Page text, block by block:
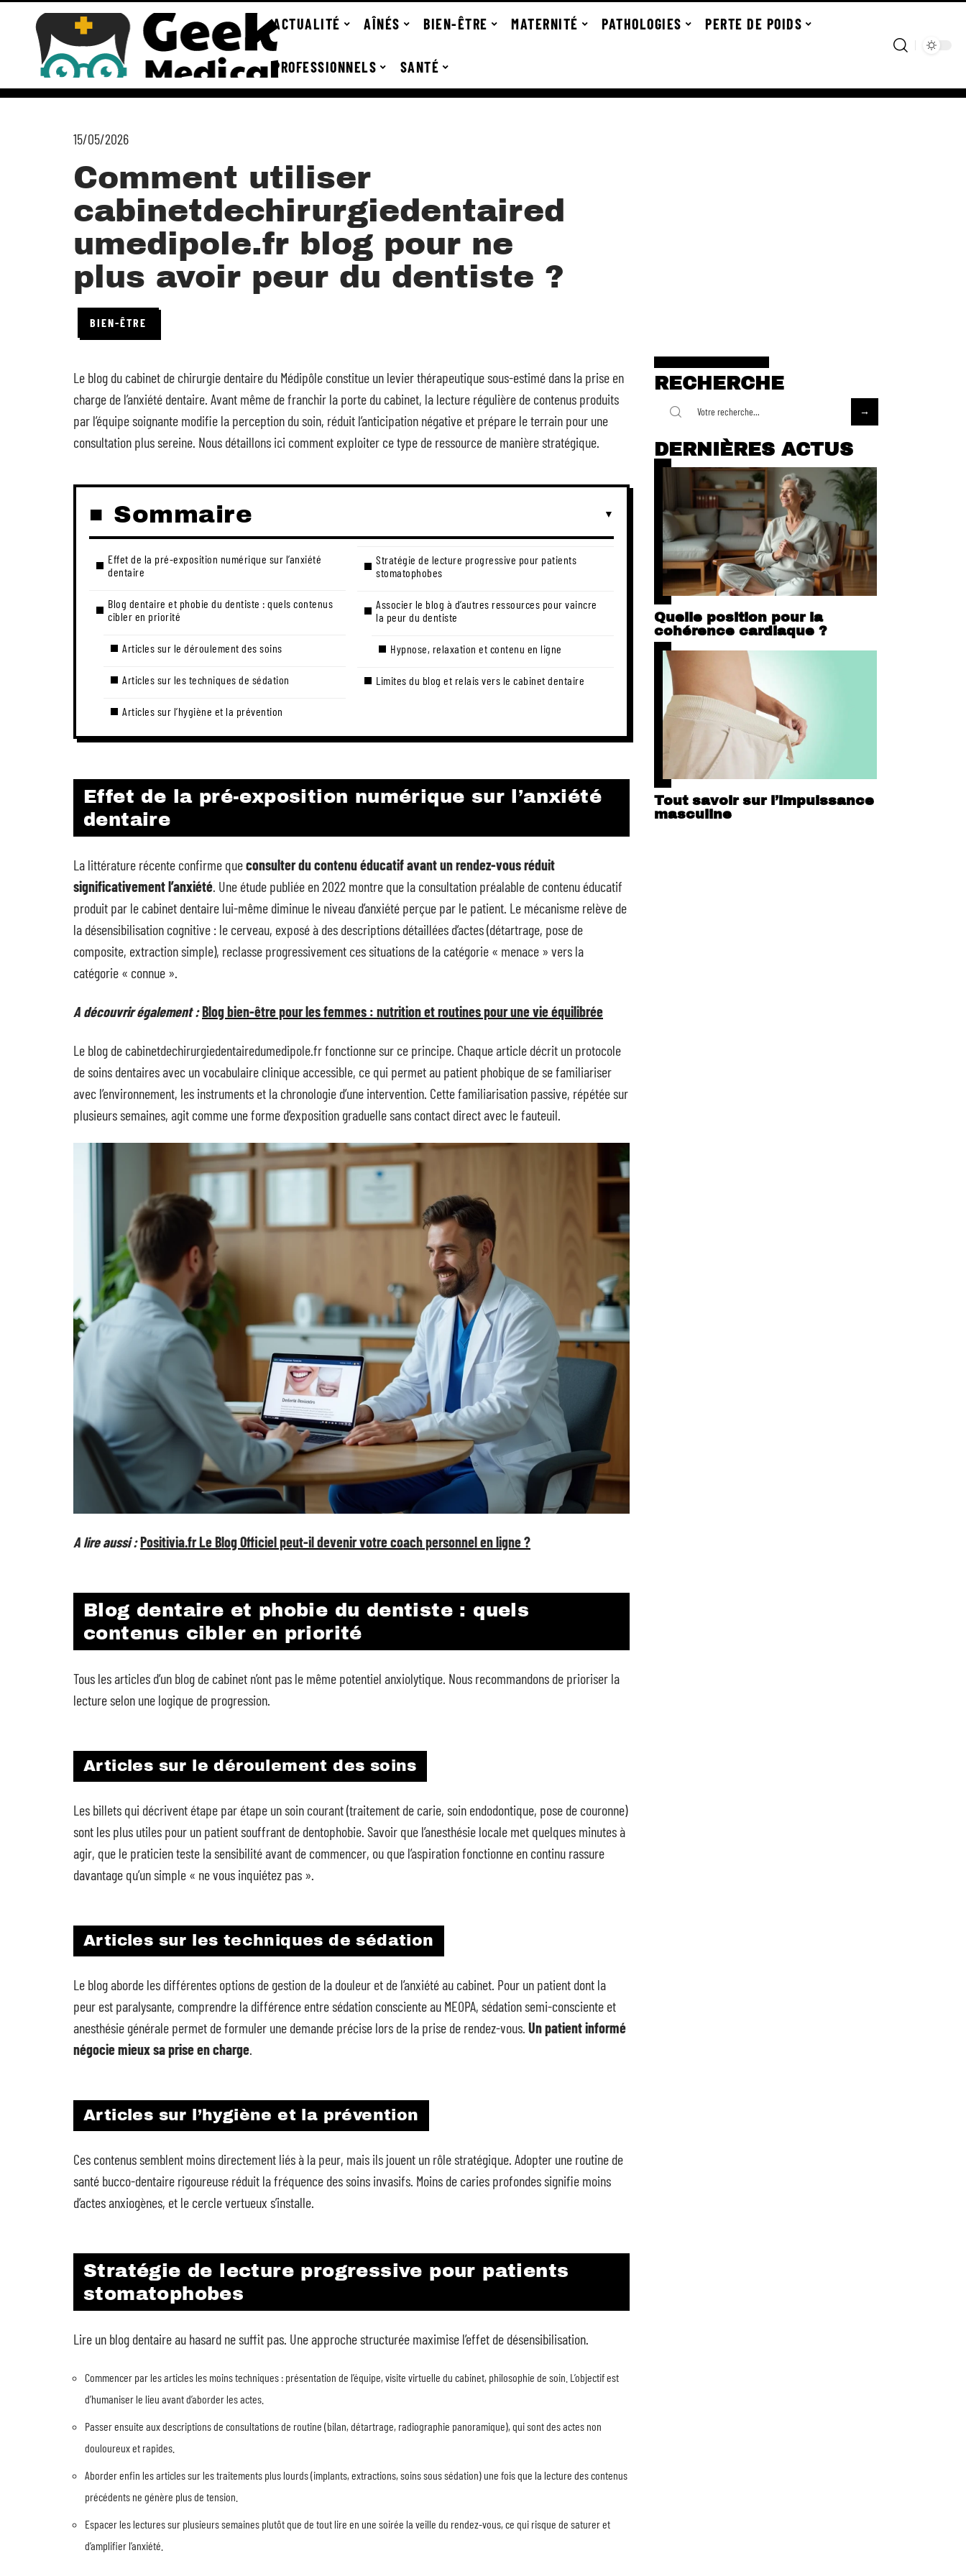
ACTUALITÉ AÎNÉS BIEN-ÊTRE MATERNITÉ PATHOLOGIES PERTE DE POIDS
PROFESSIONNELS SANTÉ
15/05/2026
Comment utiliser
cabinetdechirurgiedentaired
umedipole.fr blog pour ne
plus avoir peur du dentiste ?
BIEN-ÊTRE
Le blog du cabinet de chirurgie dentaire du Médipôle constitue un levier thérapeutique sous-estimé dans la prise en
charge de l’anxiété dentaire. Avant même de franchir la porte du cabinet, la lecture régulière de contenus produits
par l’équipe soignante modifie la perception du soin, réduit l’anticipation négative et prépare le terrain pour une
consultation plus sereine. Nous détaillons ici comment exploiter ce type de ressource de manière stratégique.
Sommaire
Effet de la pré-exposition numérique sur l’anxiété
dentaire
Blog dentaire et phobie du dentiste : quels contenus
cibler en priorité
Articles sur le déroulement des soins
Articles sur les techniques de sédation
Articles sur l’hygiène et la prévention
Stratégie de lecture progressive pour patients
stomatophobes
Associer le blog à d’autres ressources pour vaincre
la peur du dentiste
Hypnose, relaxation et contenu en ligne
Limites du blog et relais vers le cabinet dentaire
Effet de la pré-exposition numérique sur l’anxiété
dentaire
La littérature récente confirme queconsulter du contenu éducatif avant un rendez-vous réduit
significativement l’anxiété. Une étude publiée en 2022 montre que la consultation préalable de contenu éducatif
produit par le cabinet dentaire lui-même diminue le niveau d’anxiété perçue par le patient. Le mécanisme relève de
la désensibilisation cognitive : le cerveau, exposé à des descriptions détaillées d’actes (détartrage, pose de
composite, extraction simple), reclasse progressivement ces situations de la catégorie « menace » vers la
catégorie « connue ».
A découvrir également :Blog bien-être pour les femmes : nutrition et routines pour une vie équilibrée
Le blog de cabinetdechirurgiedentairedumedipole.fr fonctionne sur ce principe. Chaque article décrit un protocole
de soins dentaires avec un vocabulaire clinique accessible, ce qui permet au patient phobique de se familiariser
avec l’environnement, les instruments et la chronologie d’une intervention. Cette familiarisation passive, répétée sur
plusieurs semaines, agit comme une forme d’exposition graduelle sans contact direct avec le fauteuil.
A lire aussi :Positivia.fr Le Blog Officiel peut-il devenir votre coach personnel en ligne ?
Blog dentaire et phobie du dentiste : quels
contenus cibler en priorité
Tous les articles d’un blog de cabinet n’ont pas le même potentiel anxiolytique. Nous recommandons de prioriser la
lecture selon une logique de progression.
Articles sur le déroulement des soins
Les billets qui décrivent étape par étape un soin courant (traitement de carie, soin endodontique, pose de couronne)
sont les plus utiles pour un patient souffrant de dentophobie. Savoir que l’anesthésie locale met quelques minutes à
agir, que le praticien teste la sensibilité avant de commencer, ou que l’aspiration fonctionne en continu rassure
davantage qu’un simple « ne vous inquiétez pas ».
Articles sur les techniques de sédation
Le blog aborde les différentes options de gestion de la douleur et de l’anxiété au cabinet. Pour un patient dont la
peur est paralysante, comprendre la différence entre sédation consciente au MEOPA, sédation semi-consciente et
anesthésie générale permet de formuler une demande précise lors de la prise de rendez-vous. Un patient informé
négocie mieux sa prise en charge.
Articles sur l’hygiène et la prévention
Ces contenus semblent moins directement liés à la peur, mais ils jouent un rôle stratégique. Adopter une routine de
santé bucco-dentaire rigoureuse réduit la fréquence des soins invasifs. Moins de caries profondes signifie moins
d’actes anxiogènes, et le cercle vertueux s’installe.
Stratégie de lecture progressive pour patients
stomatophobes
Lire un blog dentaire au hasard ne suffit pas. Une approche structurée maximise l’effet de désensibilisation.
Commencer par les articles les moins techniques : présentation de l’équipe, visite virtuelle du cabinet, philosophie de soin. L’objectif est
d’humaniser le lieu avant d’aborder les actes.
Passer ensuite aux descriptions de consultations de routine (bilan, détartrage, radiographie panoramique), qui sont des actes non
douloureux et rapides.
Aborder enfin les articles sur les traitements plus lourds (implants, extractions, soins sous sédation) une fois que la lecture des contenus
précédents ne génère plus de tension.
Espacer les lectures sur plusieurs semaines plutôt que de tout lire en une soirée la veille du rendez-vous, ce qui risque de saturer et
d’amplifier l’anxiété.
RECHERCHE
DERNIÈRES ACTUS
Quelle position pour la
cohérence cardiaque ?
Tout savoir sur l’impuissance
masculine